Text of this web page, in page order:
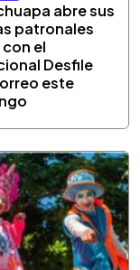
abre sus
patronales
el
Desfile
este